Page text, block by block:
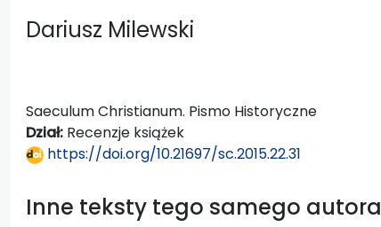
Dariusz Milewski
Saeculum Christianum. Pismo Historyczne
Dział: Recenzje książek
https://doi.org/10.21697/sc.2015.22.31
Inne teksty tego samego autora